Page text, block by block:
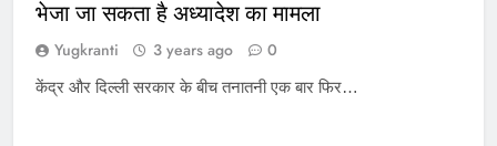
भेजा जा सकता है अध्यादेश का मामला
Yugkranti 3 years ago 0
केंद्र और दिल्ली सरकार के बीच तनातनी एक बार फिर…